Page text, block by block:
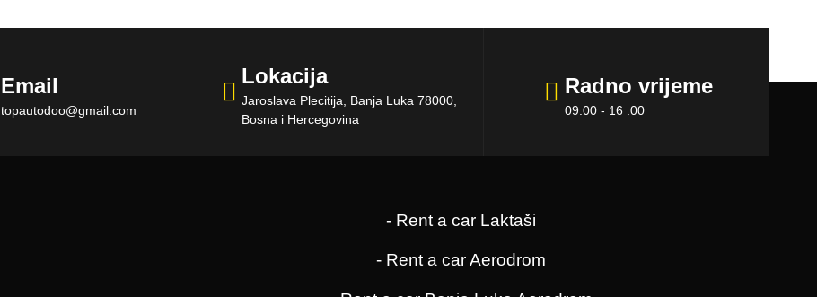
Email
topautodoo@gmail.com
Lokacija
Jaroslava Plecitija, Banja Luka 78000,
Bosna i Hercegovina
Radno vrijeme
09:00 - 16 :00
- Rent a car Laktaši
- Rent a car Aerodrom